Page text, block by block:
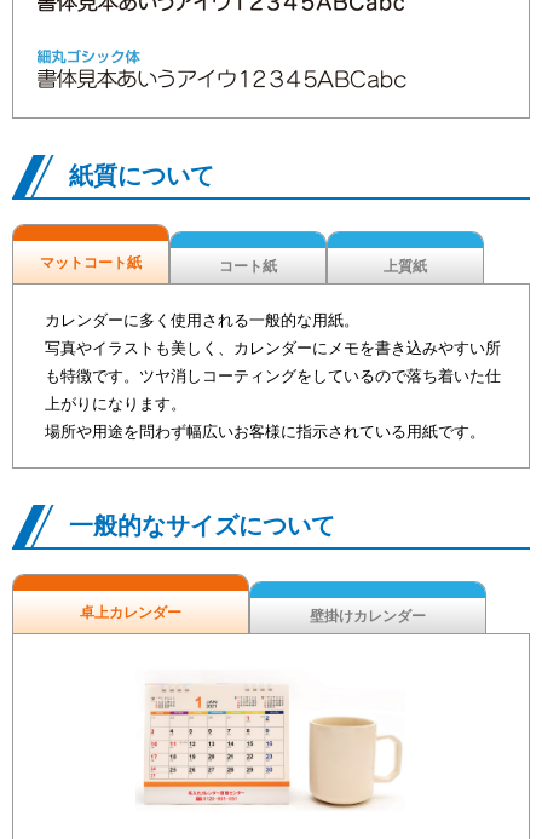
紙質について
マットコート紙 コート紙 上質紙
カレンダーに多く使用される一般的な用紙。
写真やイラストも美しく、カレンダーにメモを書き込みやすい所
も特徴です。ツヤ消しコーティングをしているので落ち着いた仕
上がりになります。
場所や用途を問わず幅広いお客様に指示されている用紙です。
一般的なサイズについて
卓上カレンダー 壁掛けカレンダー